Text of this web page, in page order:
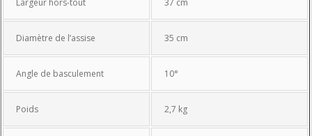
Diamètre de l’assise 35 cm
Angle de basculement 10°
Poids 2,7 kg